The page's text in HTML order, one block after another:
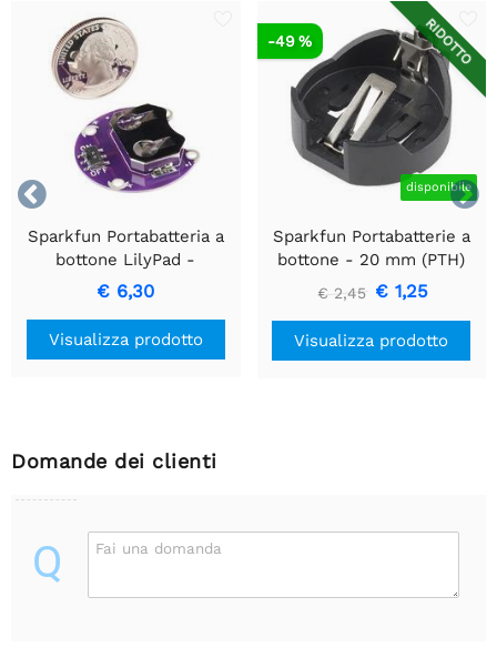


Sparkfun Portabatteria a
bottone LilyPad -
Commutato - 20 mm
€ 6,30
Visualizza prodotto
RIDOTTO
disponibile
-49 %
Sparkfun Portabatterie a
bottone - 20 mm (PTH)
€ 2,45 € 1,25
Visualizza prodotto
Domande dei clienti
Q Fai una domanda